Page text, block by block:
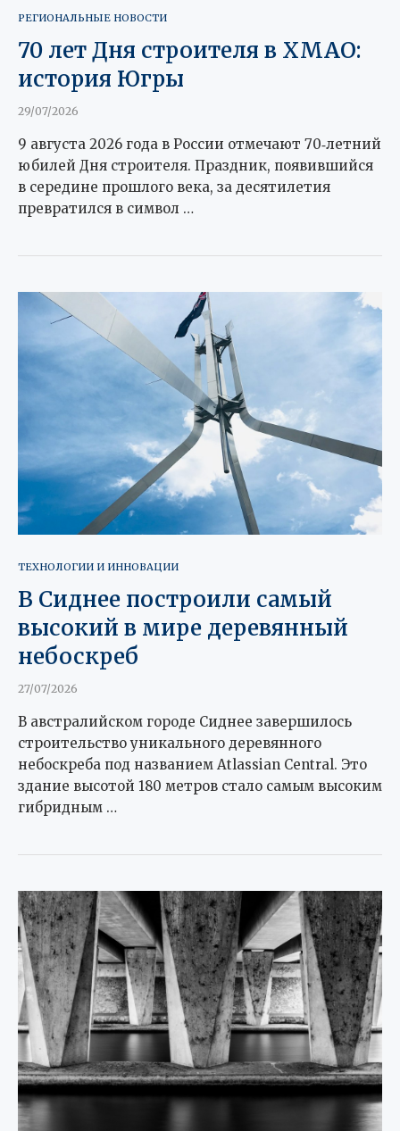
РЕГИОНАЛЬНЫЕ НОВОСТИ
70 лет Дня строителя в ХМАО:
история Югры
29/07/2026
9 августа 2026 года в России отмечают 70‑летний
юбилей Дня строителя. Праздник, появившийся
в середине прошлого века, за десятилетия
превратился в символ …
ТЕХНОЛОГИИ И ИННОВАЦИИ
В Сиднее построили самый
высокий в мире деревянный
небоскреб
27/07/2026
В австралийском городе Сиднее завершилось
строительство уникального деревянного
небоскреба под названием Atlassian Central. Это
здание высотой 180 метров стало самым высоким
гибридным …